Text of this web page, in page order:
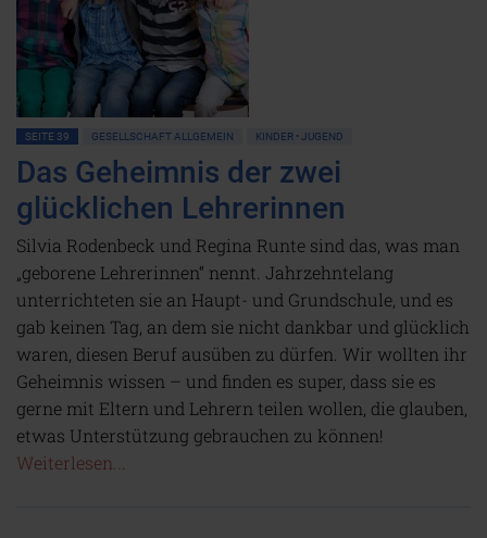
SEITE 39 GESELLSCHAFT ALLGEMEIN KINDER • JUGEND
Das Geheimnis der zwei
glücklichen Lehrerinnen
Silvia Rodenbeck und Regina Runte sind das, was man
„geborene Lehrerinnen“ nennt. Jahrzehntelang
unterrichteten sie an Haupt- und Grundschule, und es
gab keinen Tag, an dem sie nicht dankbar und glücklich
waren, diesen Beruf ausüben zu dürfen. Wir wollten ihr
Geheimnis wissen – und finden es super, dass sie es
gerne mit Eltern und Lehrern teilen wollen, die glauben,
etwas Unterstützung gebrauchen zu können!
Weiterlesen...